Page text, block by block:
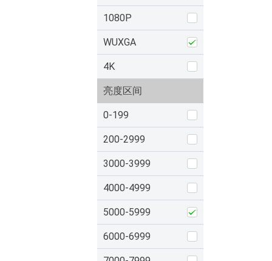
1080P
WUXGA
4K
亮度区间
0-199
200-2999
3000-3999
4000-4999
5000-5999
6000-6999